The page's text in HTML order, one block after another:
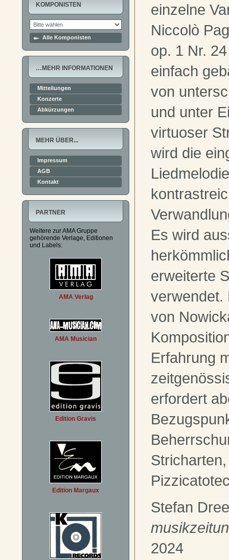
KOMPONISTEN
Alle Komponisten
…MEHR INFORMATIONEN
Mitteilungen
Konzerte
Abkürzungen
MEHR ÜBER...
Impressum
AGB
Kontakt
PARTNER
Weitere zur AMA Gruppe
gehörende Verlage, Editionen
und Labels:
AMA Verlag
AMA Musician
Edition Gravis
Edition Margaux
einzelne
Niccolò
op. 1 Nr.
einfach
von
und unter
virtuoser
wird die
Es wird
erweiterte
verwendet.
von
Erfahrung
erfordert
Stefan
2024